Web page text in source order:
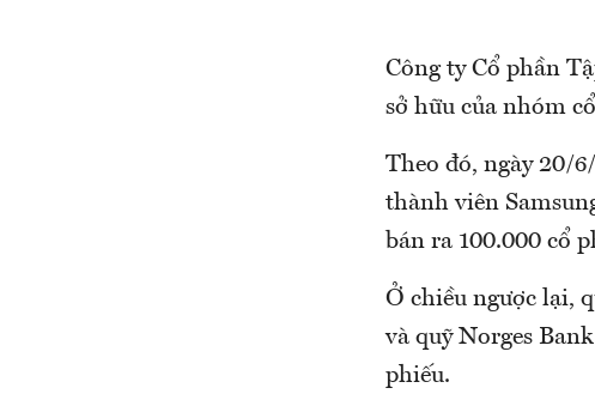
Công ty Cổ phần
sở hữu của nhóm
Theo đó, ngày 20/
thành viên
bán ra 100.000 cổ
Ở chiều ngược lại,
và quỹ Norges
phiếu.